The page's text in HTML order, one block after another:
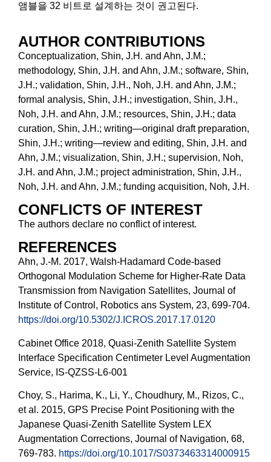
앰블을 32 비트로 설계하는 것이 권고된다.
AUTHOR CONTRIBUTIONS
Conceptualization, Shin, J.H. and Ahn, J.M.;
methodology, Shin, J.H. and Ahn, J.M.; software, Shin,
J.H.; validation, Shin, J.H., Noh, J.H. and Ahn, J.M.;
formal analysis, Shin, J.H.; investigation, Shin, J.H.,
Noh, J.H. and Ahn, J.M.; resources, Shin, J.H.; data
curation, Shin, J.H.; writing—original draft preparation,
Shin, J.H.; writing—review and editing, Shin, J.H. and
Ahn, J.M.; visualization, Shin, J.H.; supervision, Noh,
J.H. and Ahn, J.M.; project administration, Shin, J.H.,
Noh, J.H. and Ahn, J.M.; funding acquisition, Noh, J.H.
CONFLICTS OF INTEREST
The authors declare no conflict of interest.
REFERENCES
Ahn, J.-M. 2017, Walsh-Hadamard Code-based
Orthogonal Modulation Scheme for Higher-Rate Data
Transmission from Navigation Satellites, Journal of
Institute of Control, Robotics ans System, 23, 699-704.
https://doi.org/10.5302/J.ICROS.2017.17.0120
Cabinet Office 2018, Quasi-Zenith Satellite System
Interface Specification Centimeter Level Augmentation
Service, IS-QZSS-L6-001
Choy, S., Harima, K., Li, Y., Choudhury, M., Rizos, C.,
et al. 2015, GPS Precise Point Positioning with the
Japanese Quasi-Zenith Satellite System LEX
Augmentation Corrections, Journal of Navigation, 68,
769-783. https://doi.org/10.1017/S0373463314000915